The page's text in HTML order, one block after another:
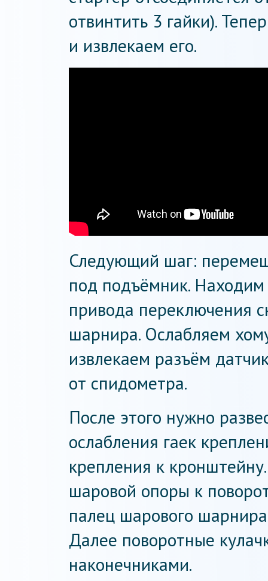
отвинтить 3 гайки).
и извлекаем его.
Следующий шаг:
под подъёмник. Находим
привода переключения
шарнира. Ослабляем
извлекаем разъём
от спидометра.
После этого нужно
ослабления гаек
крепления к
шаровой опоры к
палец шарового
Далее поворотные
наконечниками.